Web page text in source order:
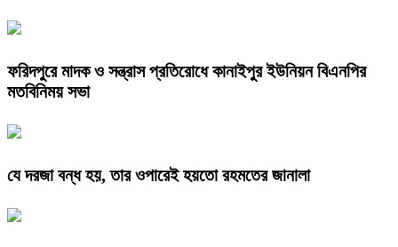
ফরিদপুরে মাদক ও সন্ত্রাস প্রতিরোধে কানাইপুর ইউনিয়ন বিএনপির
মতবিনিময় সভা
যে দরজা বন্ধ হয়, তার ওপারেই হয়তো রহমতের জানালা